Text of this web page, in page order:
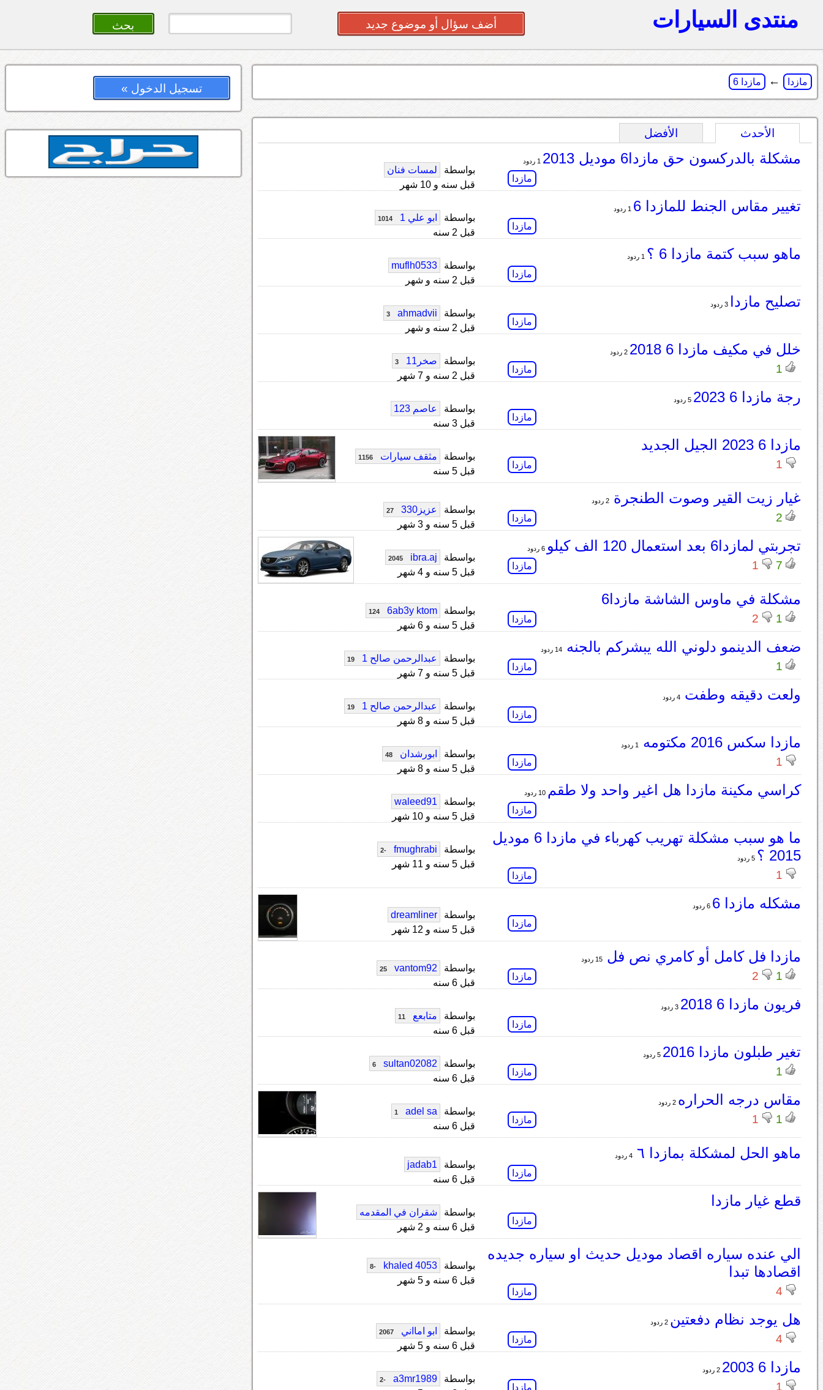
منتدى السيارات أضف سؤال أو موضوع جديد
مازدا ← مازدا 6
الأحدث الأفضل
مشكلة بالدركسون حق مازدا6 موديل 2013
مازدا
بواسطة
لمسات فنان
قبل سنه و 10 شهر
تغيير مقاس الجنط للمازدا 6
مازدا
بواسطة ابو علي 1 1014
قبل 2 سنه
ماهو سبب كتمة مازدا 6 ؟
مازدا
بواسطة
muflh0533
قبل 2 سنه و شهر
تصليح مازدا 3 ردود
مازدا
بواسطة ahmadvii
3
قبل 2 سنه و شهر
خلل في مكيف مازدا 6 2018 2 ردود
1 مازدا
بواسطة صخر11 3
قبل 2 سنه و 7 شهر
رجة مازدا 6 2023 5 ردود
مازدا
بواسطة
عاصم 123
قبل 3 سنه
مازدا 6 2023 الجيل الجديد
1 مازدا
بواسطة مثقف سيارات 1156
قبل 5 سنه
غيار زيت القير وصوت الطنجرة2 ردود
2 مازدا
بواسطة عزيز330 27
قبل 5 سنه و 3 شهر
تجربتي لمازدا6 بعد استعمال 120 الف كيلو 6 ردود
7
1 مازدا
بواسطة ibra.aj
2045
قبل 5 سنه و 4 شهر
مشكلة في ماوس الشاشة مازدا6
1
2 مازدا
بواسطة 6ab3y ktom
124
قبل 5 سنه و 6 شهر
ضعف الدينمو دلوني الله يبشركم بالجنه14 ردود
1 مازدا
بواسطة عبدالرحمن صالح 1 19
قبل 5 سنه و 7 شهر
ولعت دقيقه وطفت4 ردود
مازدا
بواسطة عبدالرحمن صالح 1 19
قبل 5 سنه و 8 شهر
مازدا سكس 2016 مكتومه 1 ردود
1 مازدا
بواسطة ابورشدان 48
قبل 5 سنه و 8 شهر
كراسي مكينة مازدا هل اغير واحد ولا طقم 10 ردود
مازدا
بواسطة
waleed91
قبل 5 سنه و 10 شهر
ما هو سبب مشكلة تهريب كهرباء في مازدا 6 موديل
2015 ؟
5 ردود
1 مازدا
بواسطة fmughrabi
-2
قبل 5 سنه و 11 شهر
مشكله مازدا 6 6 ردود
مازدا
بواسطة
dreamliner
قبل 5 سنه و 12 شهر
مازدا فل كامل أو كامري نص فل15 ردود
1
2 مازدا
بواسطة vantom92
25
قبل 6 سنه
فريون مازدا 6 2018 3 ردود
مازدا
بواسطة متابعع 11
قبل 6 سنه
تغير طبلون مازدا 2016 5 ردود
1 مازدا
بواسطة sultan02082
6
قبل 6 سنه
مقاس درجه الحراره 2 ردود
1
1 مازدا
بواسطة adel sa
1
قبل 6 سنه
ماهو الحل لمشكلة بمازدا ٦ 4 ردود
مازدا
بواسطة
jadab1
قبل 6 سنه
قطع غيار مازدا
مازدا
بواسطة
شقران في المقدمه
قبل 6 سنه و 2 شهر
الي عنده سياره اقصاد موديل حديث او سياره جديده
اقصادها تبدا
4 مازدا
بواسطة khaled 4053
-8
قبل 6 سنه و 5 شهر
هل يوجد نظام دفعتين 2 ردود
4 مازدا
بواسطة ابو امااني 2067
قبل 6 سنه و 5 شهر
مازدا 6 2003 2 ردود
1 مازدا
بواسطة a3mr1989
-2
تسجيل الدخول »